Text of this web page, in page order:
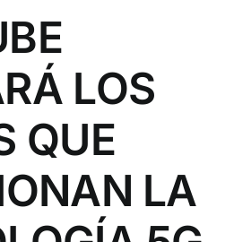
LOS
QUE
LA